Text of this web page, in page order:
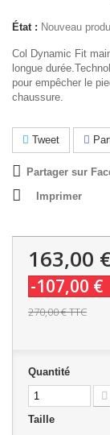
État : Nouveau
Col Dynamic Fit
longue
pour empêcher le
chaussure.
Tweet
Partager sur
Imprimer
163,00
-107,00 €
270,00 €TTC
Quantité
Taille